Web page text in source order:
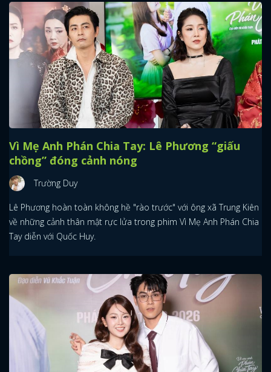
Vì Mẹ Anh Phán Chia Tay: Lê Phương “giấu
chồng” đóng cảnh nóng
Trường Duy
Lê Phương hoàn toàn không hề "rào trước" với ông xã Trung Kiên
về những cảnh thân mật rực lửa trong phim Vì Mẹ Anh Phán Chia
Tay diễn với Quốc Huy.